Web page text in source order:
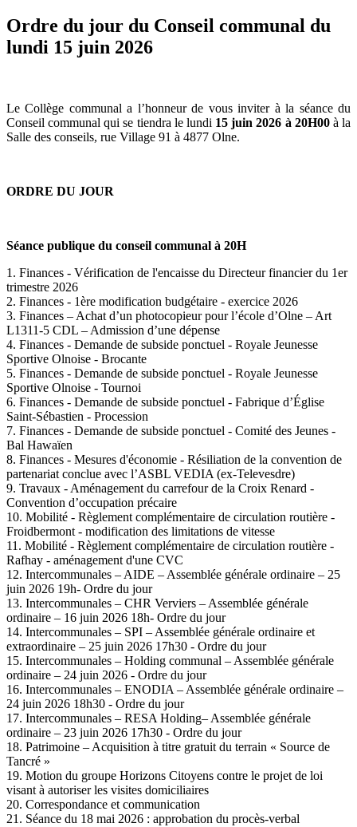
Ordre du jour du Conseil communal du
lundi 15 juin 2026
Le Collège communal a l’honneur de vous inviter à la séance du
Conseil communal qui se tiendra le lundi 15 juin 2026 à 20H00 à la
Salle des conseils, rue Village 91 à 4877 Olne.
ORDRE DU JOUR
Séance publique du conseil communal à 20H
1. Finances - Vérification de l'encaisse du Directeur financier du 1er
trimestre 2026
2. Finances - 1ère modification budgétaire - exercice 2026
3. Finances – Achat d’un photocopieur pour l’école d’Olne – Art
L1311-5 CDL – Admission d’une dépense
4. Finances - Demande de subside ponctuel - Royale Jeunesse
Sportive Olnoise - Brocante
5. Finances - Demande de subside ponctuel - Royale Jeunesse
Sportive Olnoise - Tournoi
6. Finances - Demande de subside ponctuel - Fabrique d’Église
Saint-Sébastien - Procession
7. Finances - Demande de subside ponctuel - Comité des Jeunes -
Bal Hawaïen
8. Finances - Mesures d'économie - Résiliation de la convention de
partenariat conclue avec l’ASBL VEDIA (ex-Televesdre)
9. Travaux - Aménagement du carrefour de la Croix Renard -
Convention d’occupation précaire
10. Mobilité - Règlement complémentaire de circulation routière -
Froidbermont - modification des limitations de vitesse
11. Mobilité - Règlement complémentaire de circulation routière -
Rafhay - aménagement d'une CVC
12. Intercommunales – AIDE – Assemblée générale ordinaire – 25
juin 2026 19h- Ordre du jour
13. Intercommunales – CHR Verviers – Assemblée générale
ordinaire – 16 juin 2026 18h- Ordre du jour
14. Intercommunales – SPI – Assemblée générale ordinaire et
extraordinaire – 25 juin 2026 17h30 - Ordre du jour
15. Intercommunales – Holding communal – Assemblée générale
ordinaire – 24 juin 2026 - Ordre du jour
16. Intercommunales – ENODIA – Assemblée générale ordinaire –
24 juin 2026 18h30 - Ordre du jour
17. Intercommunales – RESA Holding– Assemblée générale
ordinaire – 23 juin 2026 17h30 - Ordre du jour
18. Patrimoine – Acquisition à titre gratuit du terrain « Source de
Tancré »
19. Motion du groupe Horizons Citoyens contre le projet de loi
visant à autoriser les visites domiciliaires
20. Correspondance et communication
21. Séance du 18 mai 2026 : approbation du procès-verbal